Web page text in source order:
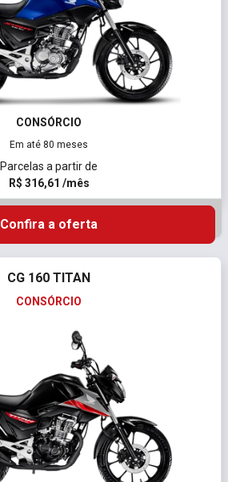
CONSÓRCIO
Em até 80 meses
Parcelas a partir de
R$ 316,61 /mês
Confira a oferta
CG 160 TITAN
CONSÓRCIO